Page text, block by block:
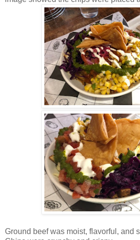
Ground beef was moist, flavorful, and